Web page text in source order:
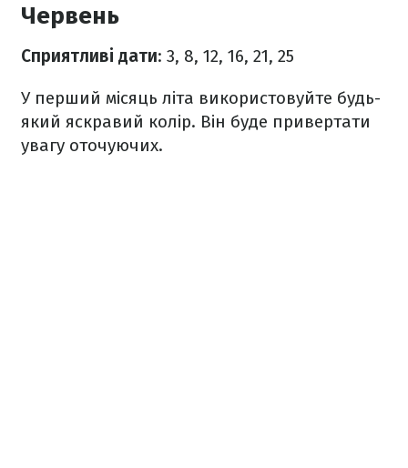
Червень
Сприятливі дати: 3, 8, 12, 16, 21, 25
У перший місяць літа використовуйте будь-
який яскравий колір. Він буде привертати
увагу оточуючих.